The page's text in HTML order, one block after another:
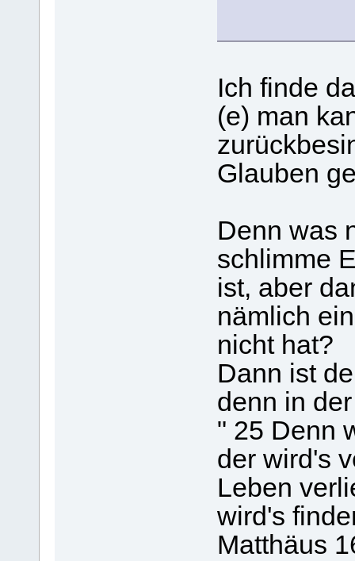
Ich finde
(e) man
Glauben
Denn was
schlimme
ist, aber
nämlich
nicht hat?
Dann ist
denn in
" 25 Denn
der wird's
Leben
wird's
Matthäus